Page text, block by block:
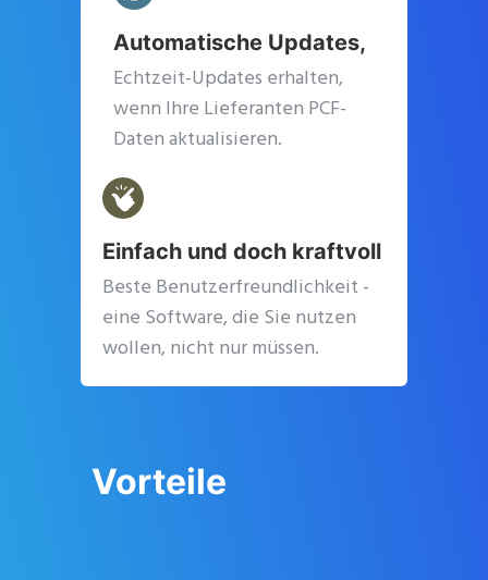
Automatische Updates,
Echtzeit-Updates erhalten,
wenn Ihre Lieferanten PCF-
Daten aktualisieren.
Einfach und doch kraftvoll
Beste Benutzerfreundlichkeit -
eine Software, die Sie nutzen
wollen, nicht nur müssen.
Vorteile